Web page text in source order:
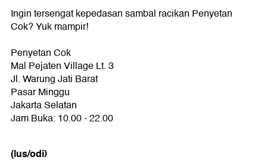
Ingin tersengat kepedasan sambal racikan Penyetan
Cok? Yuk mampir!
Penyetan Cok
Mal Pejaten Village Lt. 3
Jl. Warung Jati Barat
Pasar Minggu
Jakarta Selatan
Jam Buka: 10.00 - 22.00
(lus/odi)